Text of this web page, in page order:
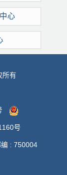
心
所有
号
编 : 750004